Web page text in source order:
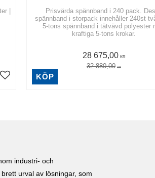
|
Prisvärda spännband i 240 pack.
spännband i storpack innehåller 240st
5-tons spännband i tätvävd polyester
kraftiga 5-tons krokar.
28 675,00 KR
32 880,00 KR
KÖP
industri- och
urval av lösningar, som